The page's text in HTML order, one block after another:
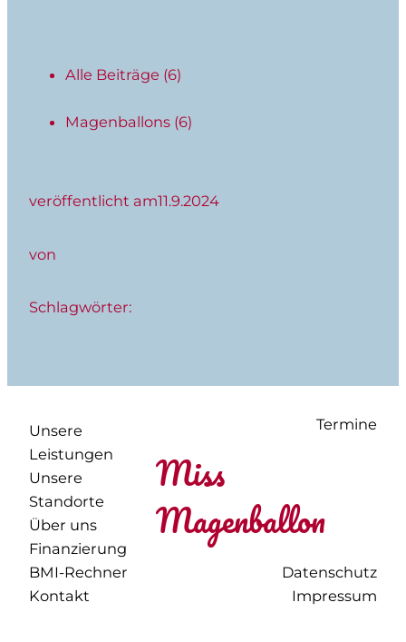
Alle Beiträge (6)
Magenballons (6)
veröffentlicht am11.9.2024
von
Schlagwörter:
Unsere
Leistungen
Unsere
Standorte
Über uns
Finanzierung
BMI-Rechner
Kontakt
Termine
Miss
Magenballon
Datenschutz
Impressum